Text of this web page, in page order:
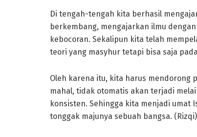
Di tengah-tengah kita berhasil
berkembang, mengajarkan ilmu
kebocoran. Sekalipun kita telah
teori yang masyhur tetapi bisa saja
Oleh karena itu, kita harus mendorong
mahal, tidak otomatis akan terjadi
konsisten. Sehingga kita menjadi umat
tonggak majunya sebuah bangsa. (Rizqi)